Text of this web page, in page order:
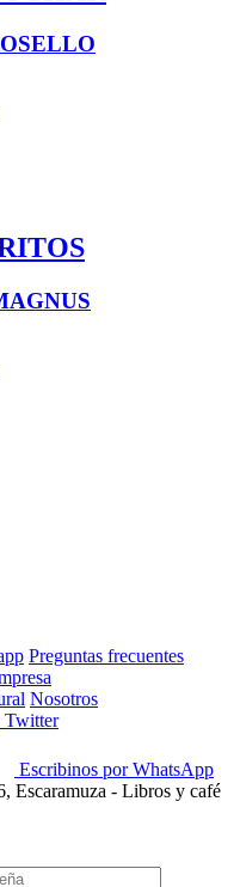
Preguntas frecuentes
Nosotros
Twitter
Escribinos por WhatsApp
Escaramuza - Libros y café